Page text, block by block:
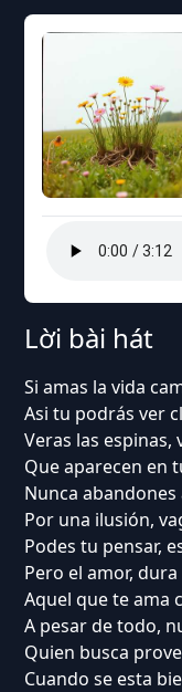
Lời bài hát
Si amas la vida
Asi tu podrás ver
Veras las espinas,
Que aparecen en
Nunca
Por una ilusión,
Podes tu pensar,
Pero el amor,
Aquel que te ama
A pesar de todo,
Quien busca
Cuando se esta